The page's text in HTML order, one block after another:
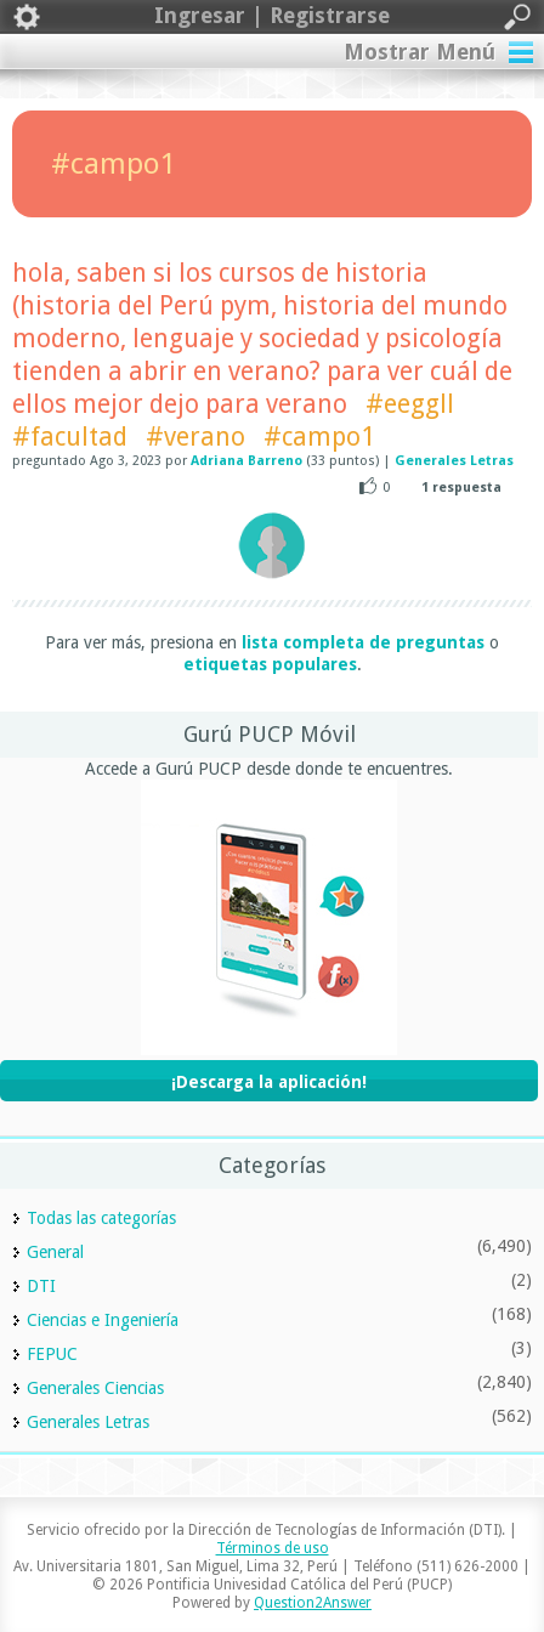
Ingresar | Registrarse
Mostrar Menú
#campo1
hola, saben si los cursos de historia
(historia del Perú pym, historia del mundo
moderno, lenguaje y sociedad y psicología
tienden a abrir en verano? para ver cuál de
ellos mejor dejo para verano
#eeggll
#facultad
#verano #campo1
preguntado Ago 3, 2023 por Adriana Barreno (33 puntos) | Generales Letras
0
1 respuesta
Para ver más, presiona en lista completa de preguntas o
etiquetas populares.
Gurú PUCP Móvil
Accede a Gurú PUCP desde donde te encuentres.
¡Descarga la aplicación!
Categorías
Todas las categorías
General
(6,490)
DTI (2)
Ciencias e Ingeniería (168)
FEPUC (3)
Generales Ciencias (2,840)
Generales Letras (562)
Servicio ofrecido por la Dirección de Tecnologías de Información (DTI). |
Términos de uso
Av. Universitaria 1801, San Miguel, Lima 32, Perú | Teléfono (511) 626-2000 |
© 2026 Pontificia Univesidad Católica del Perú (PUCP)
Powered by Question2Answer